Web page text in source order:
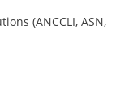
(ANCCLI, ASN,